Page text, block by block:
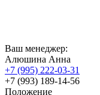
Ваш менеджер:
Алюшина Анна
+7 (995) 222-03-31
+7 (993) 189-14-56
Положение